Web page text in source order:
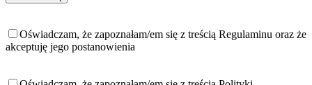
Oświadczam, że zapoznałam/em się z treścią Regulaminu oraz że
akceptuję jego postanowienia